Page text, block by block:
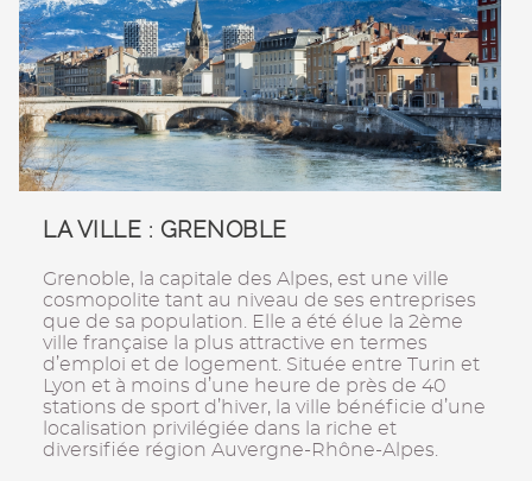
LA VILLE : GRENOBLE
Grenoble, la capitale des Alpes, est une ville
cosmopolite tant au niveau de ses entreprises
que de sa population. Elle a été élue la 2ème
ville française la plus attractive en termes
d’emploi et de logement. Située entre Turin et
Lyon et à moins d’une heure de près de 40
stations de sport d’hiver, la ville bénéficie d’une
localisation privilégiée dans la riche et
diversifiée région Auvergne-Rhône-Alpes.